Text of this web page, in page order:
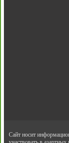
Сайт носит